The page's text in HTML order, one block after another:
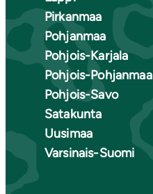
Pirkanmaa
Pohjanmaa
Pohjois-Karjala
Pohjois-Pohjanmaa
Pohjois-Savo
Satakunta
Uusimaa
Varsinais-Suomi